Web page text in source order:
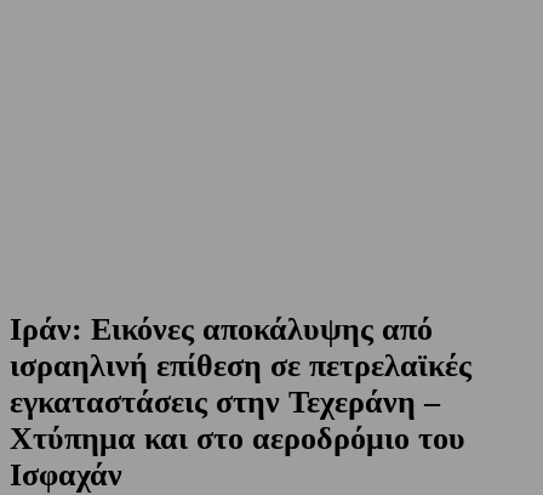
Ιράν: Εικόνες αποκάλυψης από
ισραηλινή επίθεση σε πετρελαϊκές
εγκαταστάσεις στην Τεχεράνη –
Χτύπημα και στο αεροδρόμιο του
Ισφαχάν